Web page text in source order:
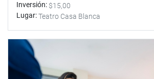
Inversión $15,00
Lugar Teatro Casa Blanca